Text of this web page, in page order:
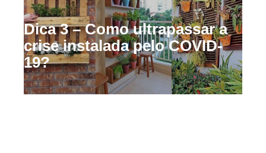
Dica 3 – Como ultrapassar a
crise instalada pelo COVID-
19?